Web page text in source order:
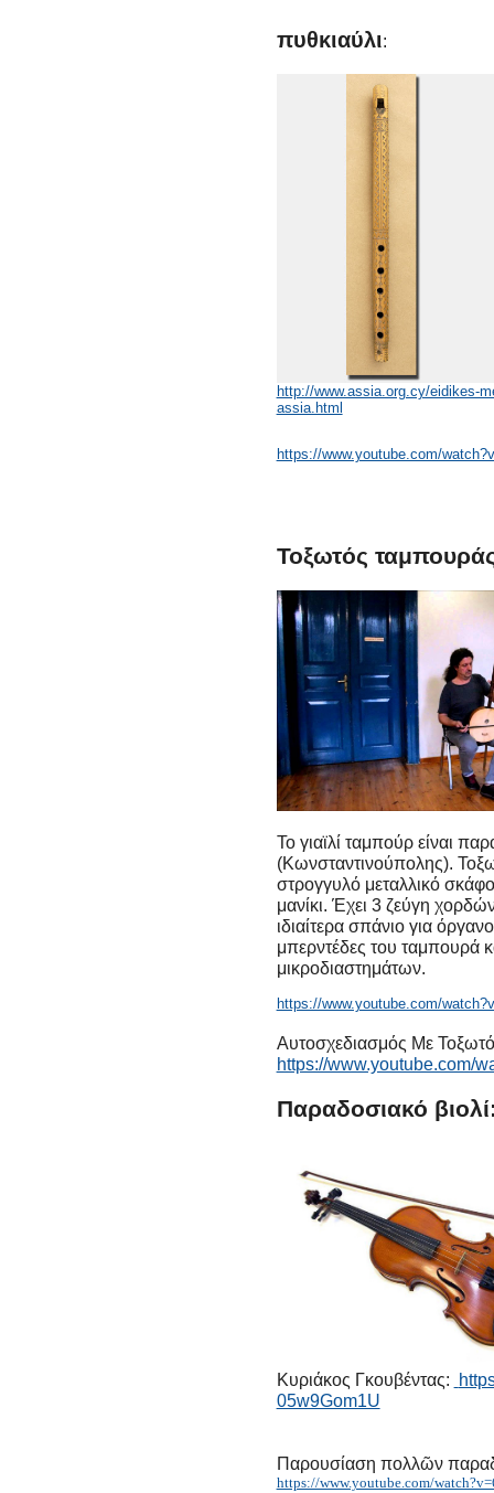
πυθκιαύλι:
http://www.assia.org.cy/eidikes-
assia.html
https://www.youtube.com/
Τοξωτός
Το γιαϊλί ταμπούρ είναι
(Κωνσταντινούπολης).
στρογγυλό μεταλλικό
μανίκι. Έχει 3 ζεύγη
ιδιαίτερα σπάνιο για
μπερντέδες του ταμπουρά
μικροδιαστημάτων.
https://www.youtube.com/
Αυτοσχεδιασμός Με
https://www.youtube.com/
Παραδοσιακό
Κυριάκος Γκουβέντας:
05w9Gom1U
Παρουσίαση πολλῶν
https://www.youtube.com/